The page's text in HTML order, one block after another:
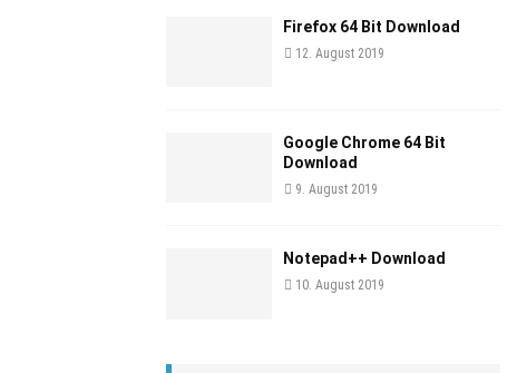
Firefox 64 Bit Download
12. August 2019
Google Chrome 64 Bit
Download
9. August 2019
Notepad++ Download
10. August 2019